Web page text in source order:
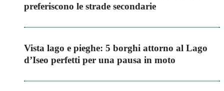
preferiscono le strade secondarie
Vista lago e pieghe: 5 borghi attorno al Lago
d’Iseo perfetti per una pausa in moto